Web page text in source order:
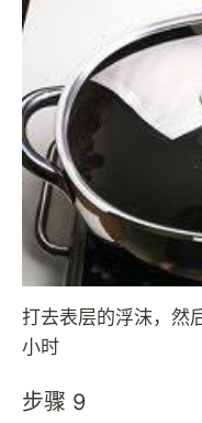
打去表层的浮沫，然
小时
步骤 9